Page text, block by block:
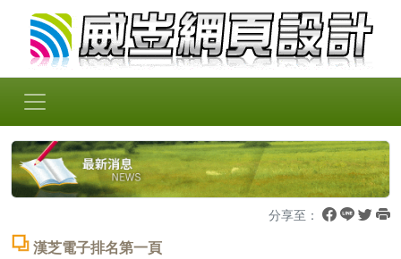
分享至：
漢芝電子排名第一頁